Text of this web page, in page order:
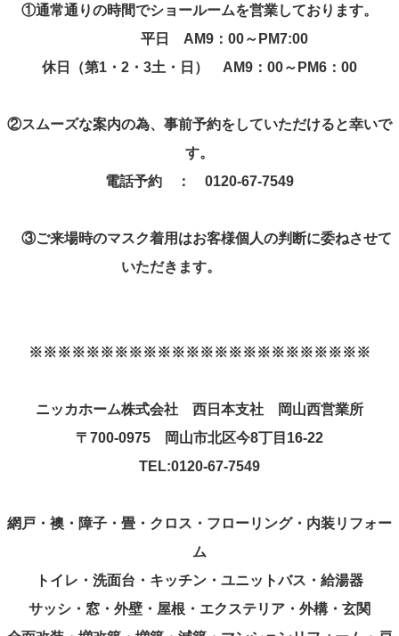
①通常通りの時間でショールームを営業しております。
平日 AM9 ： 00～ PM7:00
休日（第1 ・ 2 ・ 3土・日） AM9 ： 00～ PM6 ： 00
②スムーズな案内の為、事前予約をしていただけると幸いで
す。
電話予約 ： 0120-67-7549
③ご来場時のマスク着用はお客様個人の判断に委ねさせて
いただきます。
※※※※※※※※※※※※※※※※※※※※※※※※
ニッカホーム株式会社 西日本支社 岡山西営業所
〒 700-0975 岡山市北区今8丁目 16-22
TEL:0120-67-7549
網戸・襖・障子・畳・クロス・フローリング・内装リフォー
ム
トイレ・洗面台・キッチン・ユニットバス・給湯器
サッシ・窓・外壁・屋根・エクステリア・外構・玄関